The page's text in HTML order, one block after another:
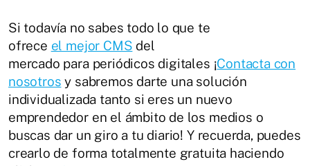
Si todavía no sabes todo lo que te
ofrece el mejor CMS del
mercado para periódicos digitales ¡Contacta con
nosotros y sabremos darte una solución
individualizada tanto si eres un nuevo
emprendedor en el ámbito de los medios o
buscas dar un giro a tu diario! Y recuerda, puedes
crearlo de forma totalmente gratuita haciendo